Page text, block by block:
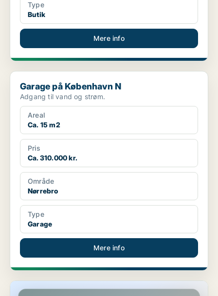
Type
Butik
Mere info
Garage på København N
Garage på København N
Adgang til vand og strøm.
Areal
Ca. 15 m2
Pris
Ca. 310.000 kr.
Område
Nørrebro
Type
Garage
Mere info
Garage på København Ø